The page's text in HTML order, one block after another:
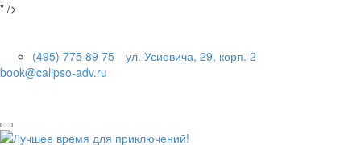
" />
(495) 775 89 75
ул. Усиевича, 29, корп. 2
book@calipso-adv.ru